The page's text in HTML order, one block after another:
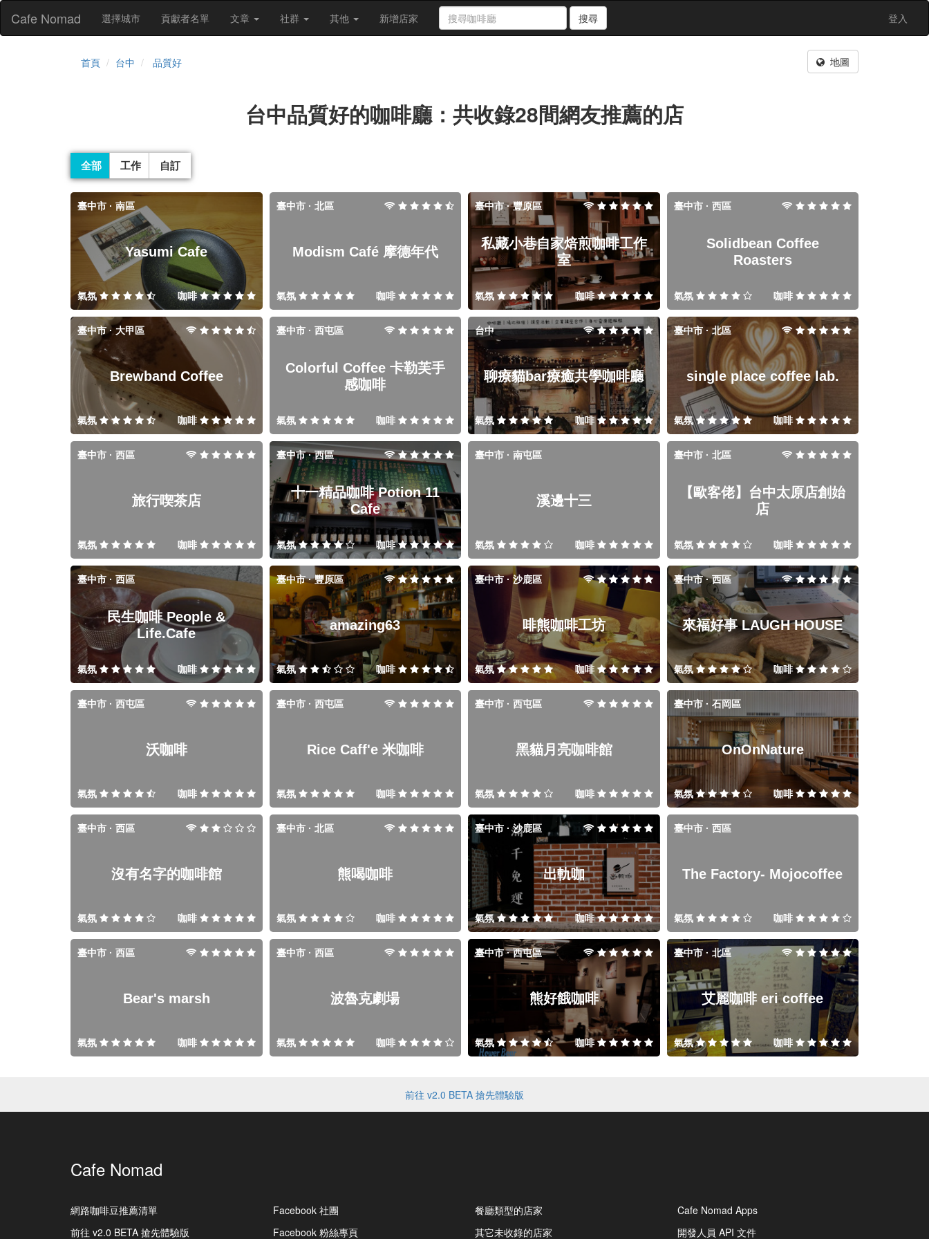
Cafe Nomad 選擇城市 貢獻者名單 文章 社群 其他 新增店家 搜尋 登入
地圖
首頁 台中 品質好
台中品質好的咖啡廳：共收錄28間網友推薦的店
全部 工作 自訂
Yasumi Cafe
臺中市 · 南區
氣氛 咖啡
Modism Café 摩德年代
臺中市 · 北區
氣氛 咖啡
私藏小巷自家焙煎咖啡工作
室
臺中市 · 豐原區
氣氛 咖啡
Solidbean Coffee
Roasters
臺中市 · 西區
氣氛 咖啡
Brewband Coffee
臺中市 · 大甲區
氣氛 咖啡
Colorful Coffee 卡勒芙手
感咖啡
臺中市 · 西屯區
氣氛 咖啡
聊療貓bar療癒共學咖啡廳
台中
氣氛 咖啡
single place coffee lab.
臺中市 · 北區
氣氛 咖啡
旅行喫茶店
臺中市 · 西區
氣氛 咖啡
十一精品咖啡 Potion 11
Cafe
臺中市 · 西區
氣氛 咖啡
溪邊十三
臺中市 · 南屯區
氣氛 咖啡
【歐客佬】台中太原店創始
店
臺中市 · 北區
氣氛 咖啡
民生咖啡 People &
Life.Cafe
臺中市 · 西區
氣氛 咖啡
amazing63
臺中市 · 豐原區
氣氛 咖啡
啡熊咖啡工坊
臺中市 · 沙鹿區
氣氛 咖啡
來福好事 LAUGH HOUSE
臺中市 · 西區
氣氛 咖啡
沃咖啡
臺中市 · 西屯區
氣氛 咖啡
Rice Caff'e 米咖啡
臺中市 · 西屯區
氣氛 咖啡
黑貓月亮咖啡館
臺中市 · 西屯區
氣氛 咖啡
OnOnNature
臺中市 · 石岡區
氣氛 咖啡
沒有名字的咖啡館
臺中市 · 西區
氣氛 咖啡
熊喝咖啡
臺中市 · 北區
氣氛 咖啡
出軌咖
臺中市 · 沙鹿區
氣氛 咖啡
The Factory- Mojocoffee
臺中市 · 西區
氣氛 咖啡
Bear's marsh
臺中市 · 西區
氣氛 咖啡
波魯克劇場
臺中市 · 西區
氣氛 咖啡
熊好餓咖啡
臺中市 · 西屯區
氣氛 咖啡
艾麗咖啡 eri coffee
臺中市 · 北區
氣氛 咖啡
前往 v2.0 BETA 搶先體驗版
Cafe Nomad
網路咖啡豆推薦清單
前往 v2.0 BETA 搶先體驗版
Facebook 社團
Facebook 粉絲專頁
餐廳類型的店家
其它未收錄的店家
Cafe Nomad Apps
開發人員 API 文件